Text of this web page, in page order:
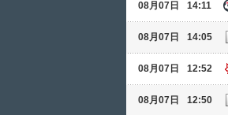
08月07日 14:11
08月07日 14:05
08月07日 12:52
08月07日 12:50